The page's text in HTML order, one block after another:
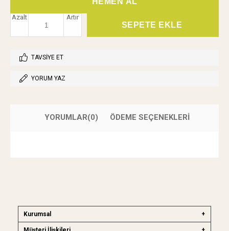
Artır
Azalt
TAVSIYE ET
YORUM YAZ
YORUMLAR(0) ÖDEME SEÇENEKLERI
Kurumsal